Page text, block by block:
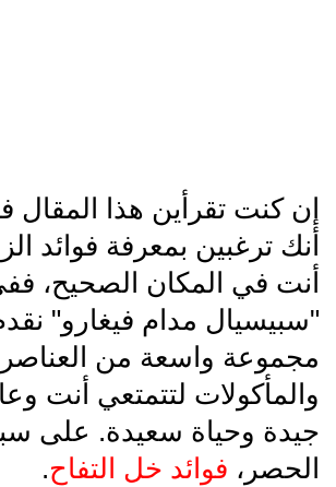
إن كنت تقرأين هذا المقال
أنك ترغبين بمعرفة فوائد
أنت في المكان الصحيح،
"سبيسيال مدام فيغارو"
مجموعة واسعة من العناصر
والمأكولات لتتمتعي أنت
جيدة وحياة سعيدة. على
الحصر، فوائد خل التفاح.